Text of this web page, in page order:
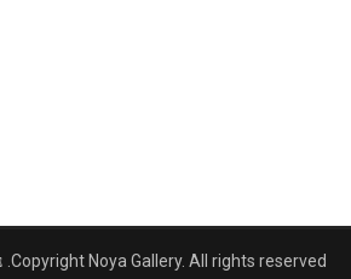
Copyright Noya Gallery. All rights reserved. נויה גלרי 2025